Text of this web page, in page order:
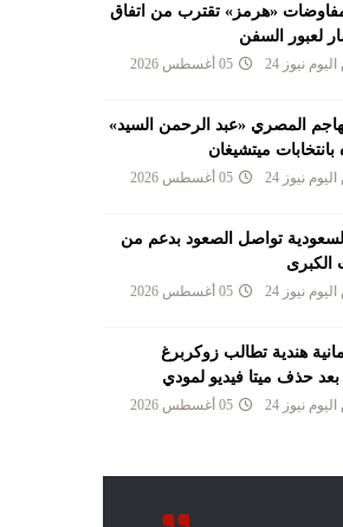
مفاوضات «هرمز» تقترب من اتفاق
لعبور السفن
نيوز 24 05 أغسطس 2026
المصري «عبد الرحمن السيد»
ميتشيغان
نيوز 24 05 أغسطس 2026
تواصل الصعود بدعم من
الكبرى
نيوز 24 05 أغسطس 2026
هندية تطالب زوكربرغ
بعد حذف ميتا فيديو لمودي
نيوز 24 05 أغسطس 2026